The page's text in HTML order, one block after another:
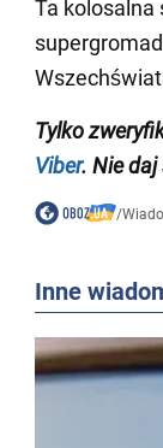
Ta kolosalna
Tylko
Viber. Nie
/
Inne